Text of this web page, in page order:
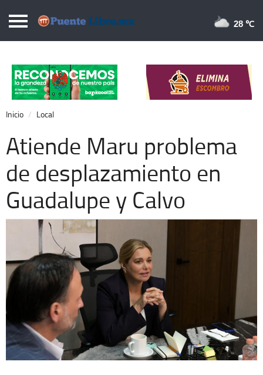
Puentelibre.mx
Local
Nacional
Opinión
Cronos
Economía
Espectáculos
28 ℃
Inicio Local
Atiende Maru problema
de desplazamiento en
Guadalupe y Calvo